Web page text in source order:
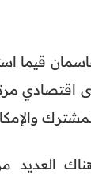
اقتصادي
العديد